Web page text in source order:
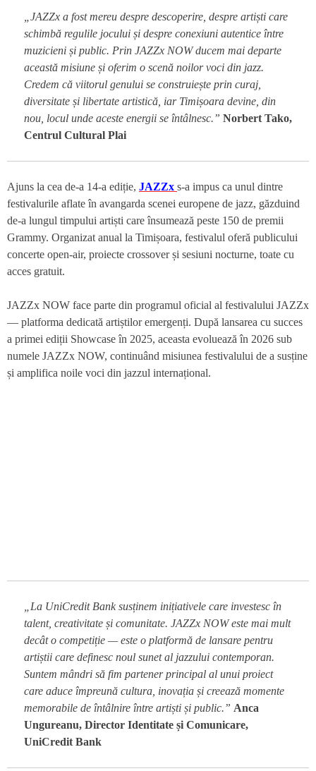
„JAZZx a fost mereu despre descoperire, despre artiști care
schimbă regulile jocului și despre conexiuni autentice între
muzicieni și public. Prin JAZZx NOW ducem mai departe
această misiune și oferim o scenă noilor voci din jazz.
Credem că viitorul genului se construiește prin curaj,
diversitate și libertate artistică, iar Timișoara devine, din
nou, locul unde aceste energii se întâlnesc.” Norbert Tako,
Centrul Cultural Plai
Ajuns la cea de-a 14-a ediție, JAZZx s-a impus ca unul dintre
festivalurile aflate în avangarda scenei europene de jazz, găzduind
de-a lungul timpului artiști care însumează peste 150 de premii
Grammy. Organizat anual la Timișoara, festivalul oferă publicului
concerte open-air, proiecte crossover și sesiuni nocturne, toate cu
acces gratuit.
JAZZx NOW face parte din programul oficial al festivalului JAZZx
— platforma dedicată artiștilor emergenți. După lansarea cu succes
a primei ediții Showcase în 2025, aceasta evoluează în 2026 sub
numele JAZZx NOW, continuând misiunea festivalului de a susține
și amplifica noile voci din jazzul internațional.
„La UniCredit Bank susținem inițiativele care investesc în
talent, creativitate și comunitate. JAZZx NOW este mai mult
decât o competiție — este o platformă de lansare pentru
artiștii care definesc noul sunet al jazzului contemporan.
Suntem mândri să fim partener principal al unui proiect
care aduce împreună cultura, inovația și creează momente
memorabile de întâlnire între artiști și public.” Anca
Ungureanu, Director Identitate și Comunicare,
UniCredit Bank